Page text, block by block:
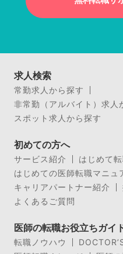
求人検索
常勤求人から探す
非常勤（アルバイト）求人
スポット求人から探す
初めての方へ
サービス紹介
はじめて
はじめての医師転職マニュ
キャリアパートナー紹介
よくあるご質問
医師の転職お役立ちガイ
転職ノウハウ